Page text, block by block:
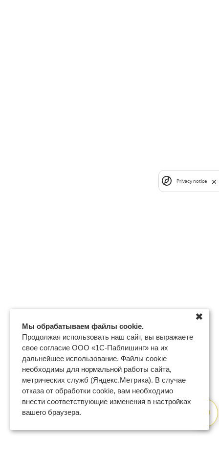
Мы обрабатываем файлы cookie.
Продолжая использовать наш сайт, вы выражаете
свое согласие ООО «1С-Паблишинг» на их
дальнейшее использование. Файлы cookie
необходимы для нормальной работы сайта,
метрических служб (Яндекс.Метрика). В случае
отказа от обработки cookie, вам необходимо
внести соответствующие изменения в настройках
вашего браузера.
✖
Privacy notice